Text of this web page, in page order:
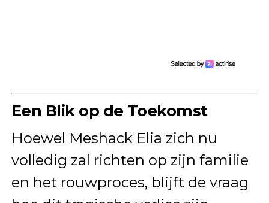
Een Blik op de Toekomst
Hoewel Meshack Elia zich nu
volledig zal richten op zijn familie
en het rouwproces, blijft de vraag